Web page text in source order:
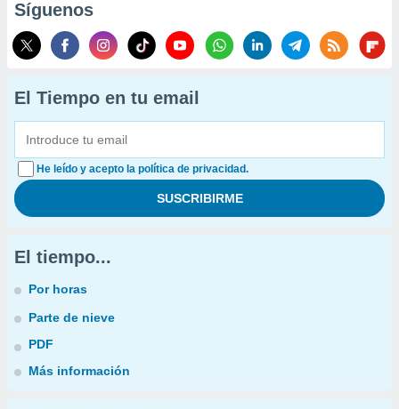
Síguenos
El Tiempo en tu email
He leído y acepto la política de privacidad.
El tiempo...
Por horas
Parte de nieve
PDF
Más información